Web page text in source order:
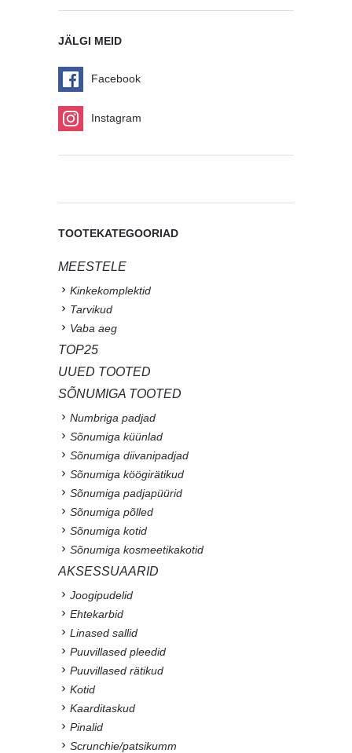
JÄLGI MEID
Facebook
Instagram
TOOTEKATEGOORIAD
MEESTELE
Kinkekomplektid
Tarvikud
Vaba aeg
TOP25
UUED TOOTED
SÕNUMIGA TOOTED
Numbriga padjad
Sõnumiga küünlad
Sõnumiga diivanipadjad
Sõnumiga köögirätikud
Sõnumiga padjapüürid
Sõnumiga põlled
Sõnumiga kotid
Sõnumiga kosmeetikakotid
AKSESSUAARID
Joogipudelid
Ehtekarbid
Linased sallid
Puuvillased pleedid
Puuvillased rätikud
Kotid
Kaarditaskud
Pinalid
Scrunchie/patsikumm